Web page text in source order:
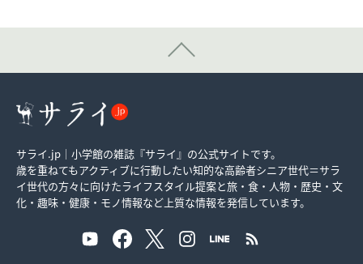
サライ.jp｜小学館の雑誌『サライ』の公式サイトです。
歳を重ねてもアクティブに行動したい知的な高齢者シニア世代＝サラ
イ世代の方々に向けたライフスタイル提案と旅・食・人物・歴史・文
化・趣味・健康・モノ情報など上質な情報を発信しています。